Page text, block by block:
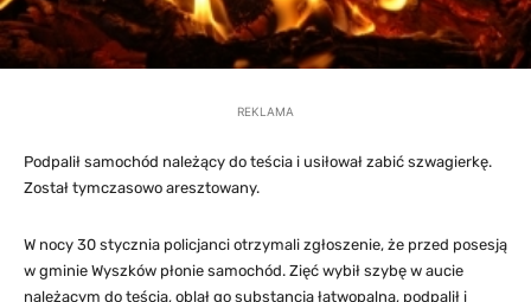
REKLAMA
Podpalił samochód należący do teścia i usiłował zabić szwagierkę.
Został tymczasowo aresztowany.
W nocy 30 stycznia policjanci otrzymali zgłoszenie, że przed posesją
w gminie Wyszków płonie samochód. Zięć wybił szybę w aucie
należącym do teścia, oblał go substancją łatwopalną, podpalił i